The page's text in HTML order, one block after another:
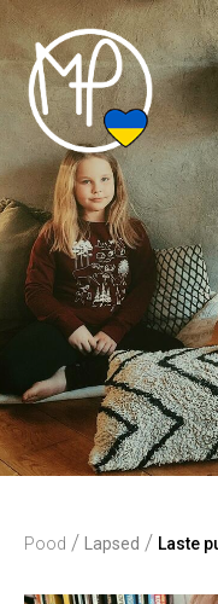
Pood / Lapsed / Laste